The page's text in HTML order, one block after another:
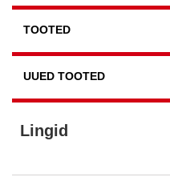
TOOTED
UUED TOOTED
Lingid